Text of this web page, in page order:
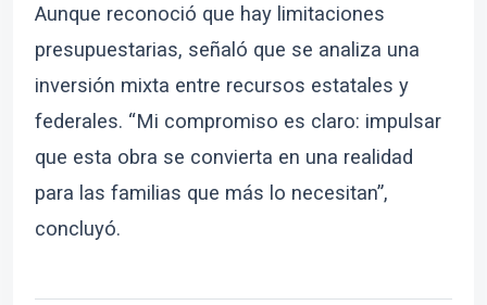
Aunque reconoció que hay limitaciones
presupuestarias, señaló que se analiza una
inversión mixta entre recursos estatales y
federales. “Mi compromiso es claro: impulsar
que esta obra se convierta en una realidad
para las familias que más lo necesitan”,
concluyó.